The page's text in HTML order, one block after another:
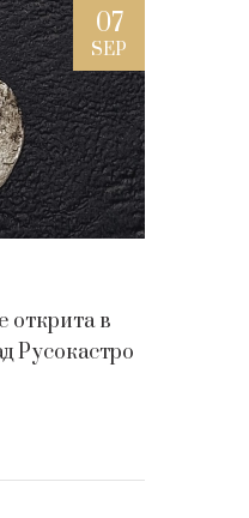
07
SEP
открита в
Русокастро